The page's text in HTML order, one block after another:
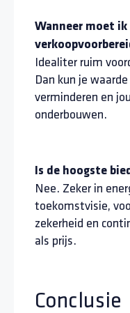
Wanneer moet
Idealiter ruim
Dan kun je
verminderen en
onderbouwen.
Is de hoogste
Nee. Zeker in
toekomstvisie,
zekerheid en
als prijs.
Conclusie